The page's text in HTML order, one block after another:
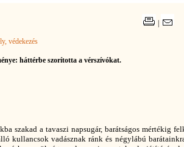
, védekezés
háttérbe szorította a vérszívókat.
szakad a tavaszi napsugár, barátságos mértékig
kullancsok vadásznak ránk és négylábú